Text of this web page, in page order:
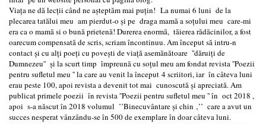
Viața ne dă lecții când ne așteptăm mai puțin! La numai 6 luni de la
plecarea tatălui meu am pierdut-o și pe draga mamă a soțului meu care-mi
era ca o mamă si o bună prietenă! Durerea enormă, tăierea rădăcinilor, a fost
oarecum compensată de scris, scriam încontinuu. Am început să intru-n
contact și cu alți poeți cu povești de viață asemănătoare ''dăruiți de
Dumnezeu'' și la scurt timp împreună cu soțul meu am fondat revista ''Poezii
pentru sufletul meu '' la care au venit la început 4 scriitori, iar în câteva luni
erau peste 100, apoi revista a devenit tot mai cunoscută și apreciată. Am
publicat primele poezii în revista ''Poezii pentru sufletul meu '' în oct 2018 ,
apoi s-a născut în 2018 volumul ’’Binecuvântare și chin ‚’’ care a avut un
succes nesperat vânzându-se în 500 de exemplare în doar câteva luni.